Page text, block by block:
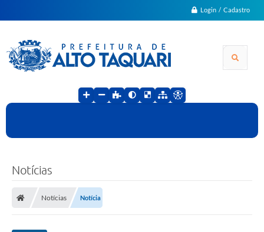
Login / Cadastro
Notícias
Notícias Notícia